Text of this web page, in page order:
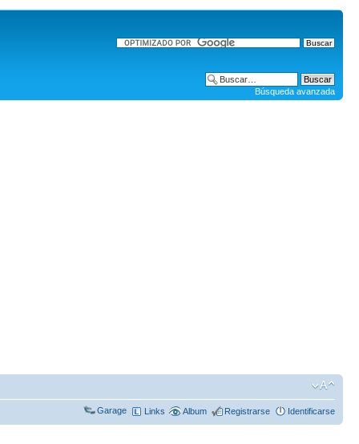
Búsqueda avanzada
Garage Links Album Registrarse Identificarse